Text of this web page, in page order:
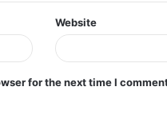
Website
for the next time I